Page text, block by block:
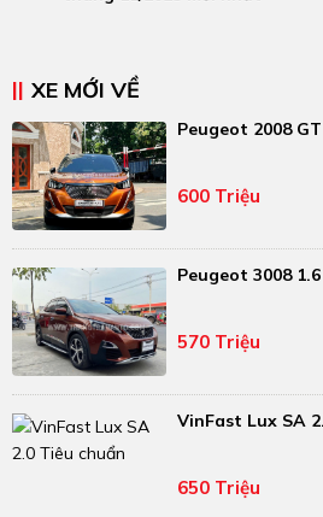
XE MỚI VỀ
Peugeot 2008
600 Triệu
Peugeot 3008
570 Triệu
VinFast Lux SA
650 Triệu